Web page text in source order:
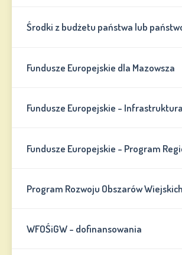
Środki z budżetu państwa lub
Fundusze Europejskie dla Mazowsza
Fundusze Europejskie -
Fundusze Europejskie - Program
Program Rozwoju Obszarów Wiejskich
WFOŚiGW - dofinansowania